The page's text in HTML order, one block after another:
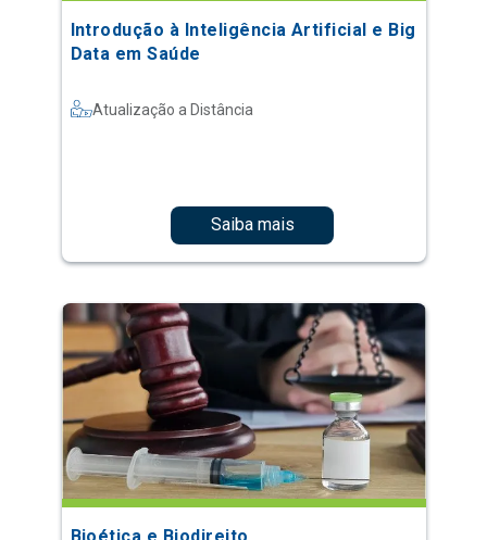
Introdução à Inteligência Artificial e Big
Data em Saúde
Atualização a Distância
Saiba mais